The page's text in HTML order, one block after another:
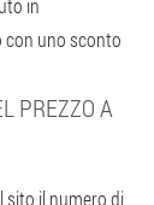
in
con uno sconto
PREZZO A
sito il numero di